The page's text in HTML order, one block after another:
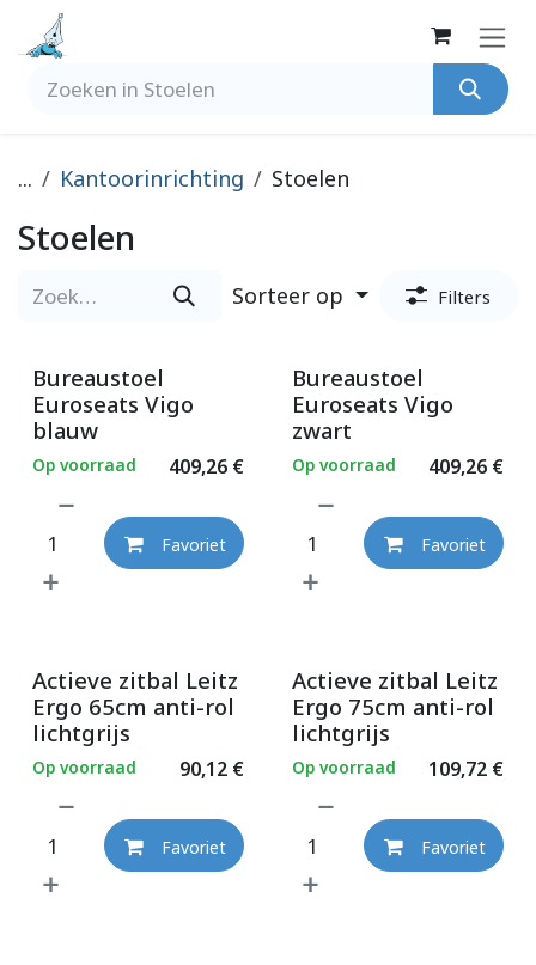
Overslaan naar inhoud
... Kantoorinrichting Stoelen
Stoelen
Sorteer op Filters
Bureaustoel
Euroseats Vigo
blauw
409,26€
Op voorraad
Favoriet
Bureaustoel
Euroseats Vigo
zwart
409,26€
Op voorraad
Favoriet
Actieve zitbal Leitz
Ergo 65cm anti-rol
lichtgrijs
90,12€
Op voorraad
Favoriet
Actieve zitbal Leitz
Ergo 75cm anti-rol
lichtgrijs
109,72€
Op voorraad
Favoriet